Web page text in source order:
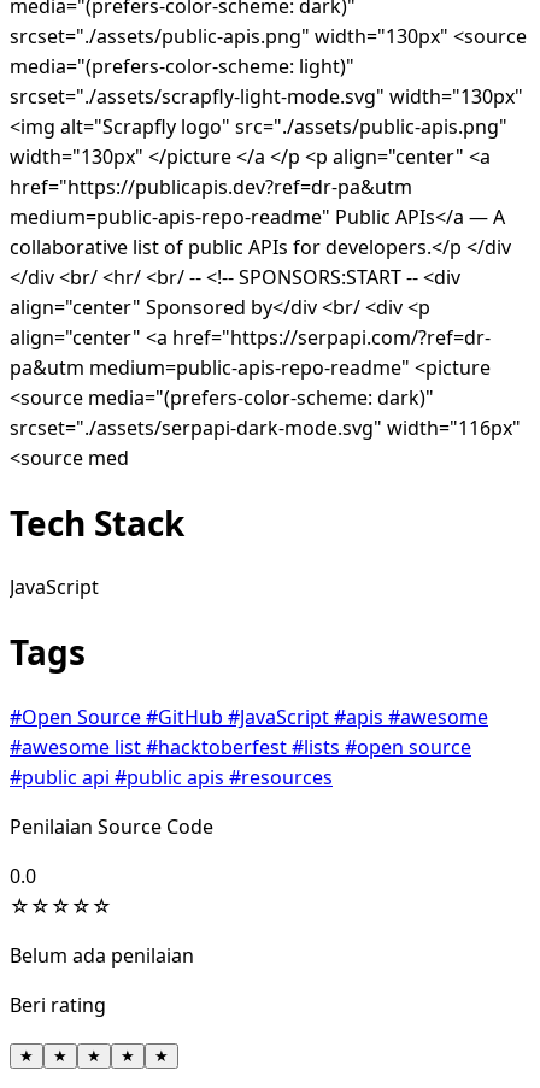
media="(prefers-color-scheme: dark)"
srcset="./assets/public-apis.png" width="130px" <source
media="(prefers-color-scheme: light)"
srcset="./assets/scrapfly-light-mode.svg" width="130px"
<img alt="Scrapfly logo" src="./assets/public-apis.png"
width="130px" </picture </a </p <p align="center" <a
href="https://publicapis.dev?ref=dr-pa&utm
medium=public-apis-repo-readme" Public APIs</a — A
collaborative list of public APIs for developers.</p </div
</div <br/ <hr/ <br/ -- <!-- SPONSORS:START -- <div
align="center" Sponsored by</div <br/ <div <p
align="center" <a href="https://serpapi.com/?ref=dr-
pa&utm medium=public-apis-repo-readme" <picture
<source media="(prefers-color-scheme: dark)"
srcset="./assets/serpapi-dark-mode.svg" width="116px"
<source med
Tech Stack
JavaScript
Tags
#Open Source#GitHub #JavaScript#apis #awesome
#awesome list#hacktoberfest#lists #open source
#public api #public apis #resources
Penilaian Source Code
0.0
☆☆☆☆☆
Belum ada penilaian
Beri rating
★ ★ ★ ★ ★